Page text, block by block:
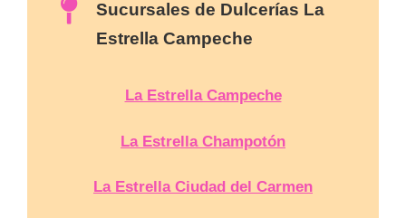
Sucursales de Dulcerías La
Estrella Campeche
La Estrella Campeche
La Estrella Champotón
La Estrella Ciudad del Carmen